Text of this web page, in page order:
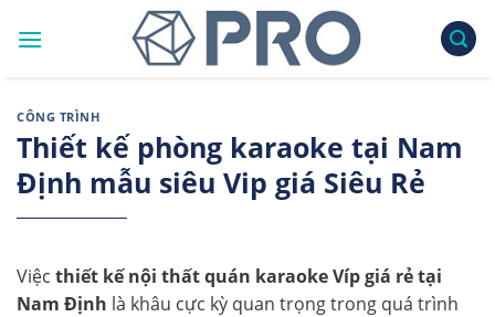
CÔNG TRÌNH
Thiết kế phòng karaoke tại Nam
Định mẫu siêu Vip giá Siêu Rẻ
Việc thiết kế nội thất quán karaoke Víp giá rẻ tại
Nam Định là khâu cực kỳ quan trọng trong quá trình